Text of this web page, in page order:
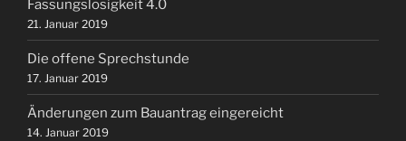
Fassungslosigkeit 4.0
21. Januar 2019
Die offene Sprechstunde
17. Januar 2019
Änderungen zum Bauantrag eingereicht
14. Januar 2019